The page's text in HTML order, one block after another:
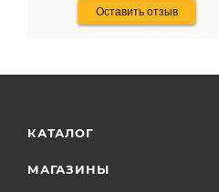
Оставить отзыв
КАТАЛОГ
МАГАЗИНЫ